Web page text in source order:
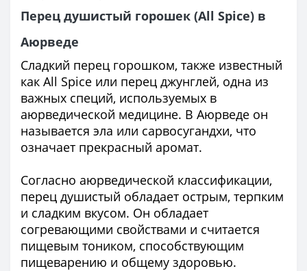
Перец душистый горошек (All Spice) в
Аюрведе
Сладкий перец горошком, также известный
как All Spice или перец джунглей, одна из
важных специй, используемых в
аюрведической медицине. В Аюрведе он
называется эла или сарвосугандхи, что
означает прекрасный аромат.
Согласно аюрведической классификации,
перец душистый обладает острым, терпким
и сладким вкусом. Он обладает
согревающими свойствами и считается
пищевым тоником, способствующим
пищеварению и общему здоровью.